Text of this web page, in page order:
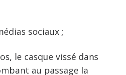
sociaux ;
le casque vissé dans
au passage la